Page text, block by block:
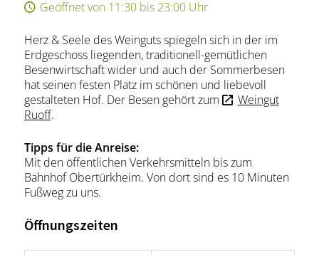
Geöffnet von 11:30 bis 23:00 Uhr
Herz & Seele des Weinguts spiegeln sich in der im
Erdgeschoss liegenden, traditionell-gemütlichen
Besenwirtschaft wider und auch der Sommerbesen
hat seinen festen Platz im schönen und liebevoll
gestalteten Hof. Der Besen gehört zum
Weingut
Ruoff.
Tipps für die Anreise:
Mit den öffentlichen Verkehrsmitteln bis zum
Bahnhof Obertürkheim. Von dort sind es 10 Minuten
Fußweg zu uns.
Öffnungszeiten